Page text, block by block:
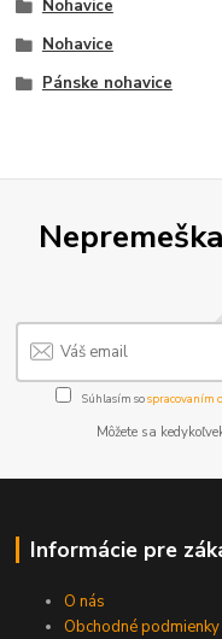
Nohavice
Nohavice
Pánske nohavice
Súhlasím sospracovaním
Môžete sa
Informácie pre
O nás
Obchodné podmienky